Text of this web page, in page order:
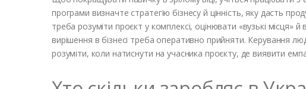
програми визначте стратегію бізнесу й цінність, яку дасть
треба розуміти проєкт у комплексі, оцінювати «вузькі місця»
вирішення в бізнесі треба оперативно прийняти.
розуміти, коли натиснути на учасника проєкту, де виявити